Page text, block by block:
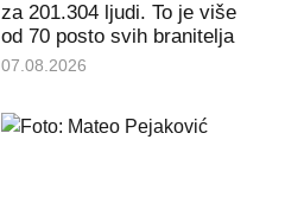
za 201.304 ljudi. To je više
od 70 posto svih branitelja
07.08.2026